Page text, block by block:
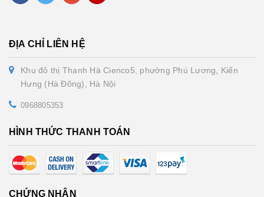
ĐỊA CHỈ LIÊN HỆ
Khu đô thị Thanh Hà Cienco5, phường Phú Lương, Kiến
Hưng (Hà Đông), Hà Nội
0968805353
HÌNH THỨC THANH TOÁN
CHỨNG NHẬN